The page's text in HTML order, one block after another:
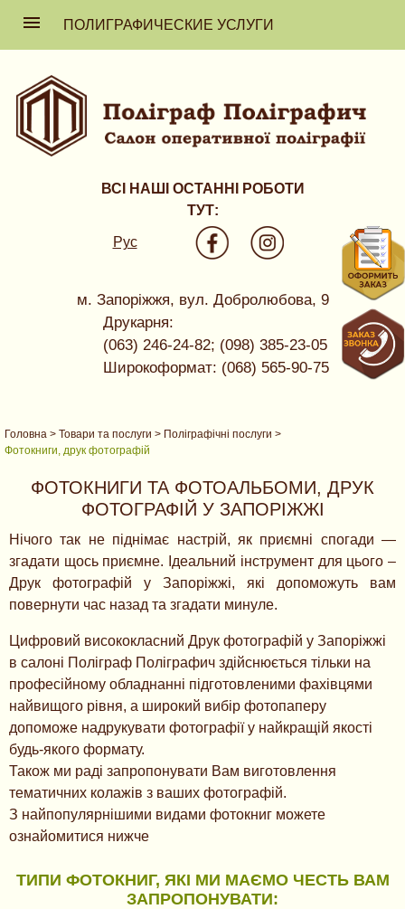
ПОЛИГРАФИЧЕСКИЕ УСЛУГИ
ВСІ НАШІ ОСТАННІ РОБОТИ
ТУТ:
Рус
м. Запоріжжя, вул. Добролюбова, 9
Друкарня:
(063) 246-24-82; (098) 385-23-05
Широкоформат: (068) 565-90-75
Головна > Товари та послуги > Поліграфічні послуги >
Фотокниги, друк фотографій
ФОТОКНИГИ ТА ФОТОАЛЬБОМИ, ДРУК
ФОТОГРАФІЙ У ЗАПОРІЖЖІ
Нічого так не піднімає настрій, як приємні спогади —
згадати щось приємне. Ідеальний інструмент для цього –
Друк фотографій у Запоріжжі, які допоможуть вам
повернути час назад та згадати минуле.
Цифровий висококласний Друк фотографій у Запоріжжі
в салоні Поліграф Поліграфич здійснюється тільки на
професійному обладнанні підготовленими фахівцями
найвищого рівня, а широкий вибір фотопаперу
допоможе надрукувати фотографії у найкращій якості
будь-якого формату.
Також ми раді запропонувати Вам виготовлення
тематичних колажів з ваших фотографій.
З найпопулярнішими видами фотокниг можете
ознайомитися нижче
ТИПИ ФОТОКНИГ, ЯКІ МИ МАЄМО ЧЕСТЬ ВАМ
ЗАПРОПОНУВАТИ: